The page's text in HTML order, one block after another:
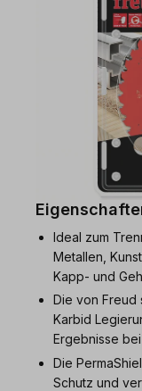
Ideal zum
Metallen,
Kapp- und
Die von Freud
Karbid
Ergebnisse
Die
Schutz und